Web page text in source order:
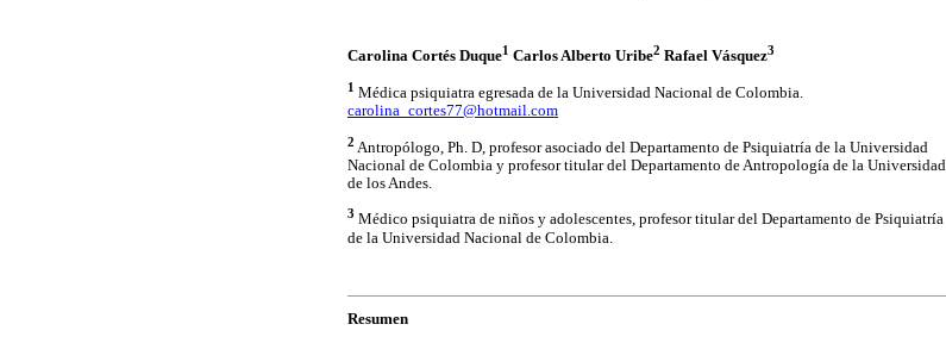
Carolina Cortés Duque1 Carlos Alberto Uribe2 Rafael Vásquez3
1 Médica psiquiatra egresada de la Universidad Nacional de Colombia.
carolina_cortes77@hotmail.com
2 Antropólogo, Ph. D, profesor asociado del Departamento de Psiquiatría de la Universidad
Nacional de Colombia y profesor titular del Departamento de Antropología de la Universidad
de los Andes.
3 Médico psiquiatra de niños y adolescentes, profesor titular del Departamento de Psiquiatría
de la Universidad Nacional de Colombia.
Resumen